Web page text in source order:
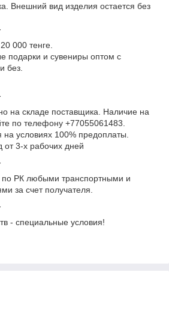
Внешний вид изделия остается без
000 тенге.
подарки и сувениры оптом с
без.
на складе поставщика. Наличие на
по телефону +77055061483.
на условиях 100% предоплаты.
от 3-x рабочих дней
по РК любыми транспортными и
за счет получателя.
- специальные условия!